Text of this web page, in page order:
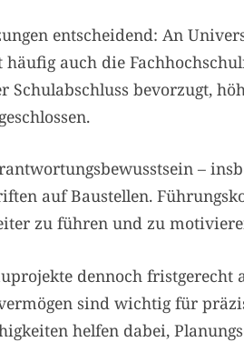
entscheidend: An
auch die
bevorzugt,
–
auf Baustellen.
zu führen und zu
dennoch fristgerecht
sind wichtig für
helfen dabei,